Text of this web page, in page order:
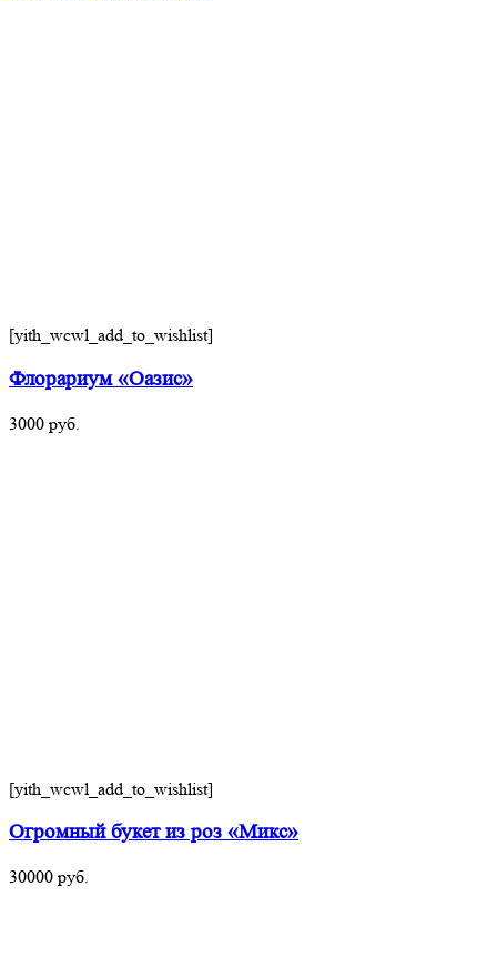
[yith_wcwl_add_to_wishlist]
Флорариум «Оазис»
3000 руб.
[yith_wcwl_add_to_wishlist]
Огромный букет из роз «Микс»
30000 руб.